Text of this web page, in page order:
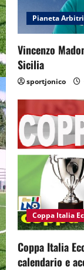
Pianeta Arbitri
Vincenzo
Sicilia
sportjonico
Coppa Italia
Coppa Italia
calendario e